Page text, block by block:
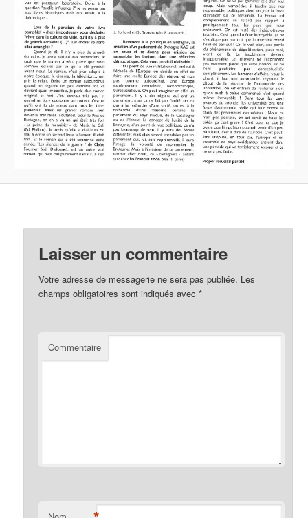
Laisser un commentaire
Votre adresse de messagerie ne sera pas publiée. Les
champs obligatoires sont indiqués avec*
Commentaire